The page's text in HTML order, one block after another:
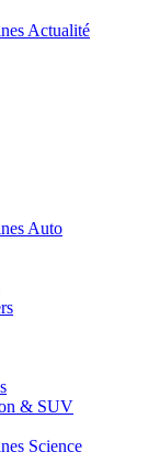
Actualité
Auto
& SUV
Science